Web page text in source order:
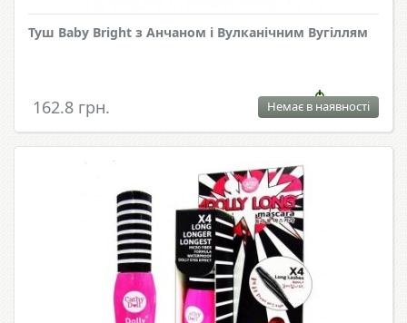
Туш Baby Bright з Анчаном і Вулканічним Вугіллям
162.8 грн. Немає в наявності